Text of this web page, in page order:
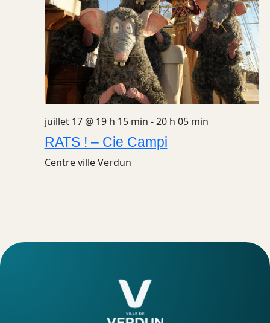
juillet 17 @ 19 h 15 min -20 h 05 min
RATS ! – Cie Campi
Centre villeVerdun